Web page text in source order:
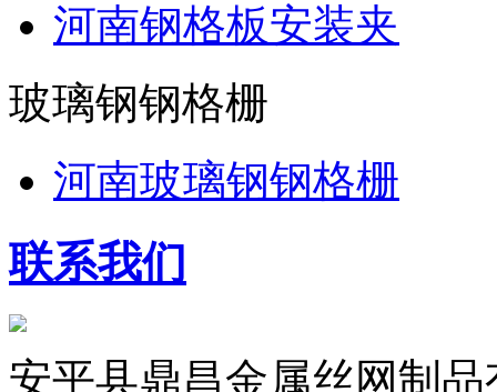
河南钢格板安装夹
玻璃钢钢格栅
河南玻璃钢钢格栅
联系我们
安平县鼎昌金属丝网制